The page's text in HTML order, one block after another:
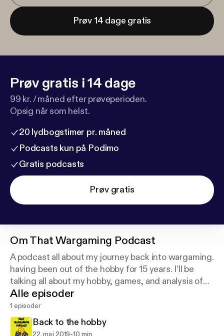
Prøv 14 dage gratis
Prøv gratis i 14 dage
99 kr. / måned efter prøveperioden.
Opsig når som helst.
20 lydbogstimer pr. måned
Podcasts kun på Podimo
Gratis podcasts
Prøv gratis
OmThat Wargaming Podcast
A podcast all about my journey back into wargaming.
having been out of the hobby for 15 years. I’ll be
talking all about my hobby, games, and analysis of
the meta of all things wargames.
Alle episoder
1 episoder
Back to the hobby
22. maj 2019 10 min